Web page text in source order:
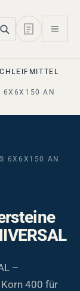
6X6X150 AN
6X6X150 AN
–
400 für